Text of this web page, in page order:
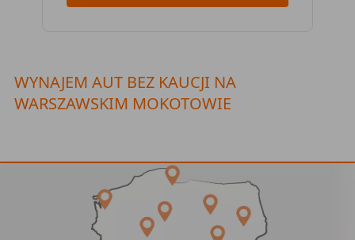
WYNAJEM AUT BEZ KAUCJI NA
WARSZAWSKIM MOKOTOWIE